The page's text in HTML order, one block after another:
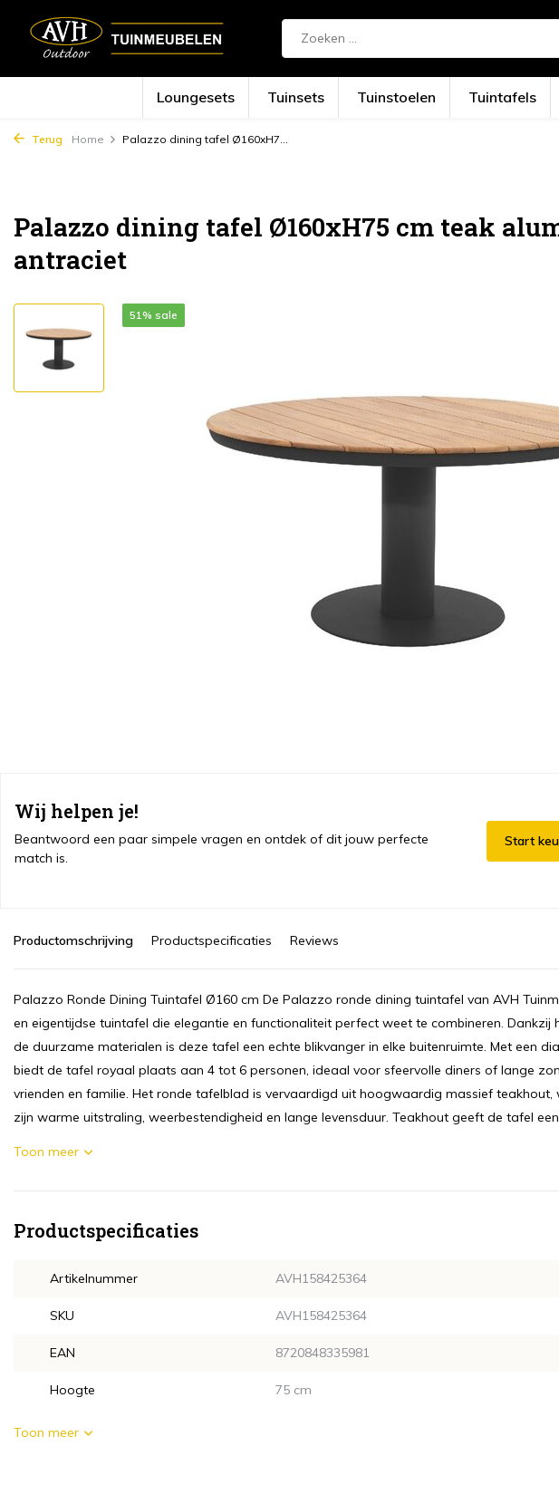
Loungesets Tuinsets Tuinstoelen Tuintafels
Terug Home Palazzo dining tafel Ø160xH7...
Palazzo dining tafel Ø160xH75 cm teak
antraciet
51% sale
Wij helpen je!
Beantwoord een paar simpele vragen en ontdek of dit jouw perfecte
match is.
Start
Productomschrijving Productspecificaties Reviews
Palazzo Ronde Dining Tuintafel Ø160 cm De Palazzo ronde dining tuintafel van AVH
en eigentijdse tuintafel die elegantie en functionaliteit perfect weet te combineren. Dankzij
de duurzame materialen is deze tafel een echte blikvanger in elke buitenruimte. Met een
biedt de tafel royaal plaats aan 4 tot 6 personen, ideaal voor sfeervolle diners of lange
vrienden en familie. Het ronde tafelblad is vervaardigd uit hoogwaardig massief
zijn warme uitstraling, weerbestendigheid en lange levensduur. Teakhout geeft de tafel
Toon meer
Productspecificaties
Artikelnummer AVH158425364
SKU AVH158425364
EAN 8720848335981
Hoogte 75 cm
Toon meer